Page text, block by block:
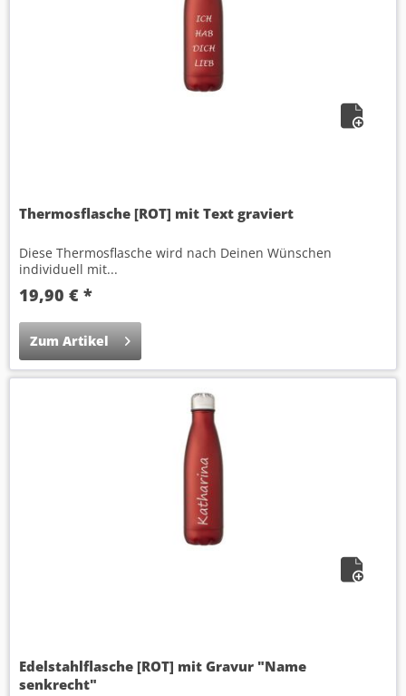
Thermosflasche [ROT] mit Text graviert
Diese Thermosflasche wird nach Deinen Wünschen
individuell mit...
19,90 € *
Zum Artikel
Edelstahlflasche [ROT] mit Gravur "Name
senkrecht"